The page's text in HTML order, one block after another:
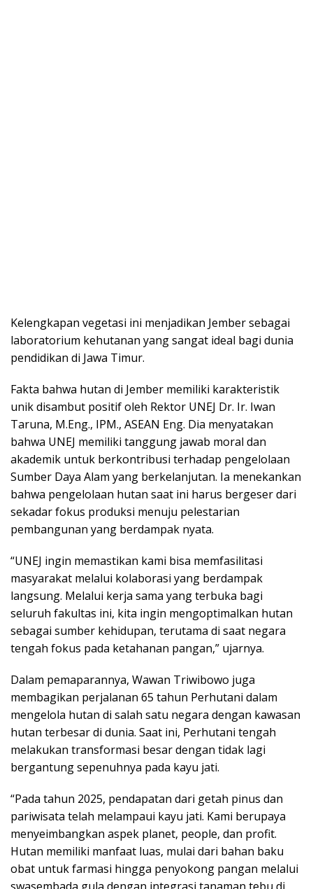
Kelengkapan vegetasi ini menjadikan Jember sebagai
laboratorium kehutanan yang sangat ideal bagi dunia
pendidikan di Jawa Timur.
Fakta bahwa hutan di Jember memiliki karakteristik
unik disambut positif oleh Rektor UNEJ Dr. Ir. Iwan
Taruna, M.Eng., IPM., ASEAN Eng. Dia menyatakan
bahwa UNEJ memiliki tanggung jawab moral dan
akademik untuk berkontribusi terhadap pengelolaan
Sumber Daya Alam yang berkelanjutan. Ia menekankan
bahwa pengelolaan hutan saat ini harus bergeser dari
sekadar fokus produksi menuju pelestarian
pembangunan yang berdampak nyata.
“UNEJ ingin memastikan kami bisa memfasilitasi
masyarakat melalui kolaborasi yang berdampak
langsung. Melalui kerja sama yang terbuka bagi
seluruh fakultas ini, kita ingin mengoptimalkan hutan
sebagai sumber kehidupan, terutama di saat negara
tengah fokus pada ketahanan pangan,” ujarnya.
Dalam pemaparannya, Wawan Triwibowo juga
membagikan perjalanan 65 tahun Perhutani dalam
mengelola hutan di salah satu negara dengan kawasan
hutan terbesar di dunia. Saat ini, Perhutani tengah
melakukan transformasi besar dengan tidak lagi
bergantung sepenuhnya pada kayu jati.
“Pada tahun 2025, pendapatan dari getah pinus dan
pariwisata telah melampaui kayu jati. Kami berupaya
menyeimbangkan aspek planet, people, dan profit.
Hutan memiliki manfaat luas, mulai dari bahan baku
obat untuk farmasi hingga penyokong pangan melalui